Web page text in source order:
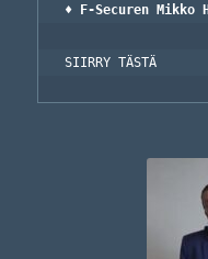
♦ F-Securen Mikko
SIIRRY TÄSTÄ